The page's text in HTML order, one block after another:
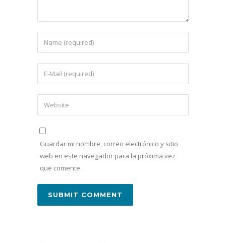
Guardar mi nombre, correo electrónico y sitio
web en este navegador para la próxima vez
que comente.